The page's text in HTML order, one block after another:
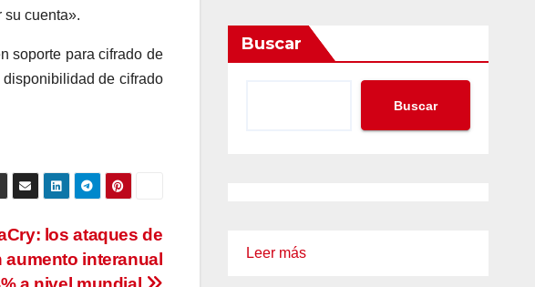
su cuenta».
soporte para cifrado de
de cifrado
los ataques de
interanual
Buscar
Buscar
Leer más: